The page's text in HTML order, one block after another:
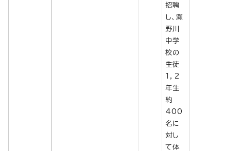
招聘
し、瀬
野川
中学
校の
生徒
1，2
年生
約
400
名に
対し
て体